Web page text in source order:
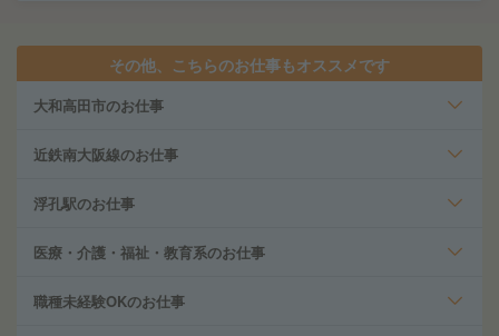
その他、こちらのお仕事もオススメです
大和高田市のお仕事
近鉄南大阪線のお仕事
浮孔駅のお仕事
医療・介護・福祉・教育系のお仕事
職種未経験OKのお仕事